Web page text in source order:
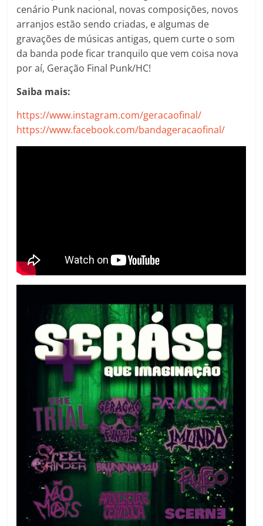
cenário Punk nacional, novas composições, novos
arranjos estão sendo criadas, e algumas de
gravações de músicas antigas, quem curte o som
da banda pode ficar tranquilo que vem coisa nova
por aí, Geração Final Punk/HC!
Saiba mais:
https://www.instagram.com/geracaofinal/
https://www.facebook.com/bandageracaofinal/